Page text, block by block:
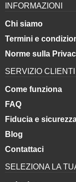
INFORMAZIONI
Chi siamo
Termini e
Norme sulla
SERVIZIO CLIENTI
Come funziona
FAQ
Fiducia e
Blog
Contattaci
SELEZIONA LA